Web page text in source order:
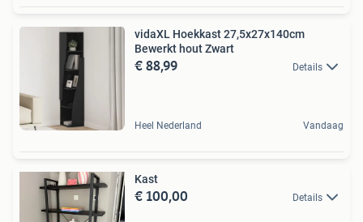
vidaXL Hoekkast 27,5x27x140cm
Bewerkt hout Zwart
€ 88,99 Details
Heel Nederland Vandaag
Kast
€ 100,00 Details